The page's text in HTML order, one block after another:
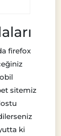
firefox
sitemiz
ki